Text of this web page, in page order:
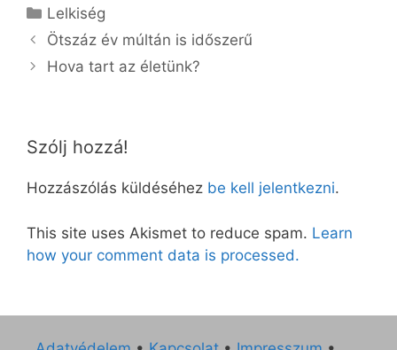
Kategória
Lelkiség
Ötszáz év múltán is időszerű
Hova tart az életünk?
Szólj hozzá!
Hozzászólás küldéséhez be kell jelentkezni.
This site uses Akismet to reduce spam. Learn
how your comment data is processed.